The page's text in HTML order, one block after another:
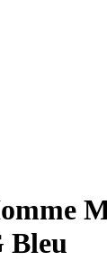
Bleu